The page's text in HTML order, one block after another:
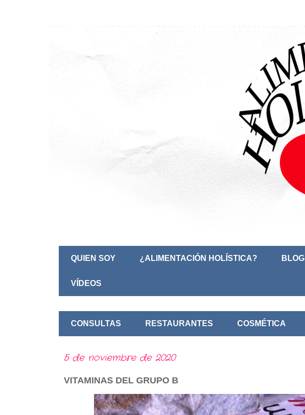
QUIEN SOY ¿ALIMENTACIÓN HOLÍSTICA? BLOG
VÍDEOS
CONSULTAS RESTAURANTES COSMÉTICA
5 de noviembre de 2020
VITAMINAS DEL GRUPO B